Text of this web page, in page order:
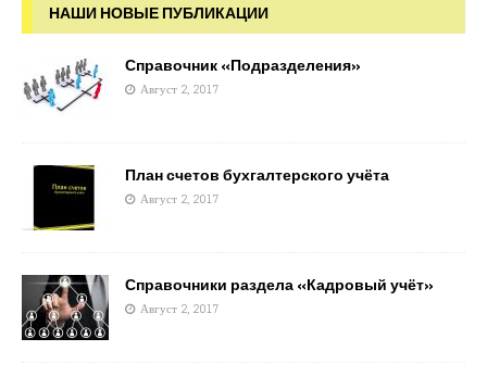
НАШИ НОВЫЕ ПУБЛИКАЦИИ
Справочник «Подразделения»
Август 2, 2017
План счетов бухгалтерского учёта
Август 2, 2017
Справочники раздела «Кадровый учёт»
Август 2, 2017